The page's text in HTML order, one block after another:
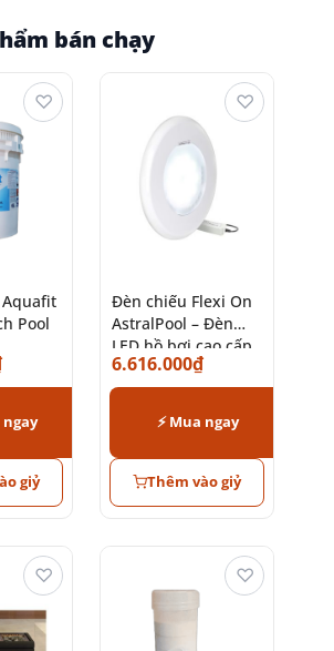
bán chạy
Pool
ngay
giỷ
♡
Đèn chiếu Flexi On
AstralPool – Đèn
LED hồ bơi cao cấp
chính hãng
6.616.000₫
⚡ Mua ngay
Thêm vào giỷ
♡
♡ ♡